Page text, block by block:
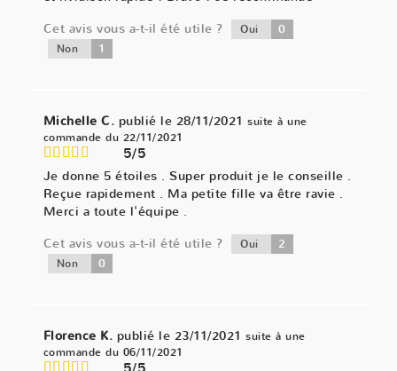
Cet avis vous a-t-il été utile ?
Oui 0
Non 1
Michelle C. publié le 28/11/2021 suite à une
commande du 22/11/2021
5/5
Je donne 5 étoiles . Super produit je le conseille .
Reçue rapidement . Ma petite fille va être ravie .
Merci a toute l'équipe .
Cet avis vous a-t-il été utile ?
Oui 2
Non 0
Florence K. publié le 23/11/2021 suite à une
commande du 06/11/2021